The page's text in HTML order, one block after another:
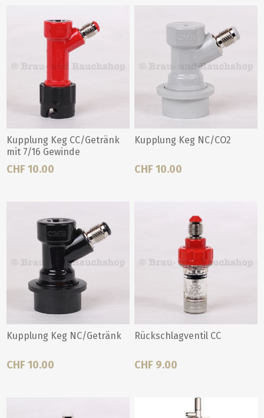
Kupplung Keg CC/Getränk
mit 7/16 Gewinde
CHF 10.00
Kupplung Keg NC/CO2
CHF 10.00
Kupplung Keg NC/Getränk
CHF 10.00
Rückschlagventil CC
CHF 9.00